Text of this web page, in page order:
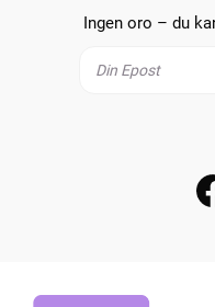
Ingen oro – du